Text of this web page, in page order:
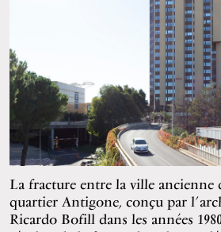
La fracture entre la ville
quartier Antigone, conçu par
Ricardo Bofill dans les années